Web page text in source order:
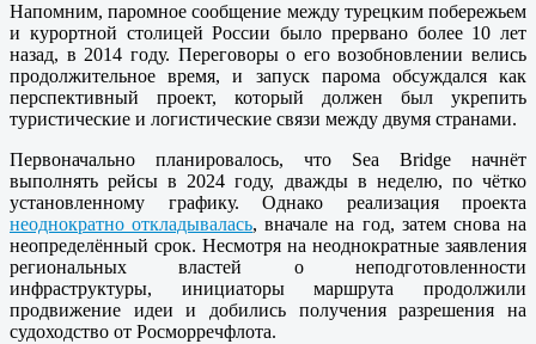
Напомним, паромное сообщение между турецким побережьем
и курортной столицей России было прервано более 10 лет
назад, в 2014 году. Переговоры о его возобновлении велись
продолжительное время, и запуск парома обсуждался как
перспективный проект, который должен был укрепить
туристические и логистические связи между двумя странами.
Первоначально планировалось, что Sea Bridge начнёт
выполнять рейсы в 2024 году, дважды в неделю, по чётко
установленному графику. Однако реализация проекта
неоднократно откладывалась, вначале на год, затем снова на
неопределённый срок. Несмотря на неоднократные заявления
региональных властей о неподготовленности
инфраструктуры, инициаторы маршрута продолжили
продвижение идеи и добились получения разрешения на
судоходство от Росморречфлота.